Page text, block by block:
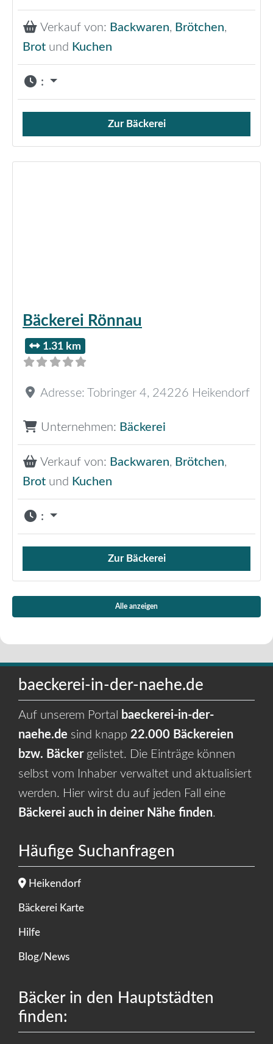
Verkauf von: Backwaren, Brötchen,
Brot und Kuchen
:
Verkauf von Brötchen,
Zur Bäckerei
Bäckerei Rönnau
1.31 km
Adresse: Tobringer 4, 24226 Heikendorf
Unternehmen: Bäckerei
Verkauf von: Backwaren, Brötchen,
Brot und Kuchen
:
Verkauf von Brötchen,
Zur Bäckerei
Alle anzeigen
baeckerei-in-der-naehe.de
Auf unserem Portal
baeckerei-in-der-
naehe.de sind knapp 22.000 Bäckereien
bzw. Bäckergelistet. Die Einträge können
selbst vom Inhaber verwaltet und aktualisiert
werden. Hier wirst du auf jeden Fall eine
Bäckerei auch in deiner Nähe finden.
Häufige Suchanfragen
Heikendorf
Bäckerei Karte
Hilfe
Blog/News
Bäcker in den Hauptstädten
finden: